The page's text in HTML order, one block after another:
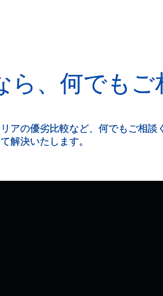
ら、何でもご
アの優劣比較など、何でもご相談
解決いたします。